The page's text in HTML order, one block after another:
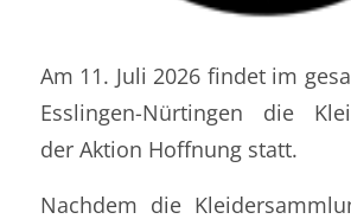
Am 11. Juli 2026 findet im
Esslingen-Nürtingen die
der Aktion Hoffnung statt.
Nachdem die